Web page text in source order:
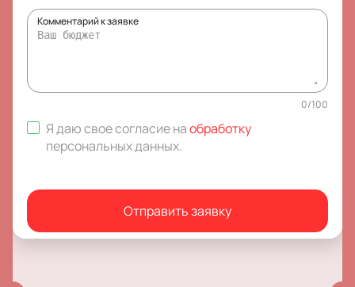
Комментарий к заявке
0/100
Я даю свое согласие наобработку
персональных данных.
Отправить заявку